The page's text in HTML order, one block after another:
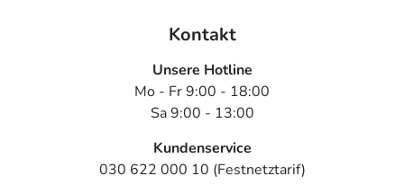
Kontakt
Unsere Hotline
Mo - Fr 9:00 - 18:00
Sa 9:00 - 13:00
Kundenservice
030 622 000 10 (Festnetztarif)